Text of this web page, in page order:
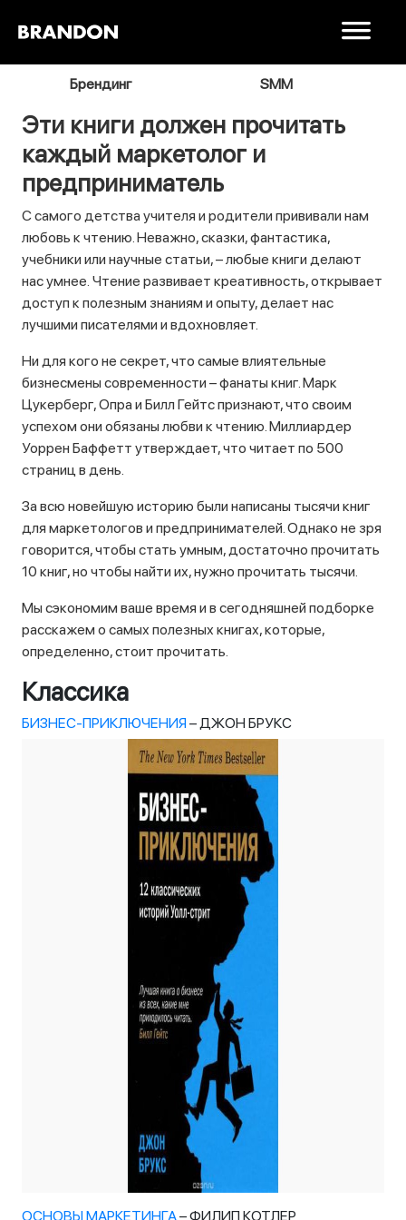
Брендинг SMM
Эти книги должен прочитать
каждый маркетолог и
предприниматель
С самого детства учителя и родители прививали нам
любовь к чтению. Неважно, сказки, фантастика,
учебники или научные статьи, – любые книги делают
нас умнее. Чтение развивает креативность, открывает
доступ к полезным знаниям и опыту, делает нас
лучшими писателями и вдохновляет.
Ни для кого не секрет, что самые влиятельные
бизнесмены современности – фанаты книг. Марк
Цукерберг, Опра и Билл Гейтс признают, что своим
успехом они обязаны любви к чтению. Миллиардер
Уоррен Баффетт утверждает, что читает по 500
страниц в день.
За всю новейшую историю были написаны тысячи книг
для маркетологов и предпринимателей. Однако не зря
говорится, чтобы стать умным, достаточно прочитать
10 книг, но чтобы найти их, нужно прочитать тысячи.
Мы сэкономим ваше время и в сегодняшней подборке
расскажем о самых полезных книгах, которые,
определенно, стоит прочитать.
Классика
БИЗНЕС-ПРИКЛЮЧЕНИЯ– ДЖОН БРУКС
ОСНОВЫ МАРКЕТИНГА– ФИЛИП КОТЛЕР